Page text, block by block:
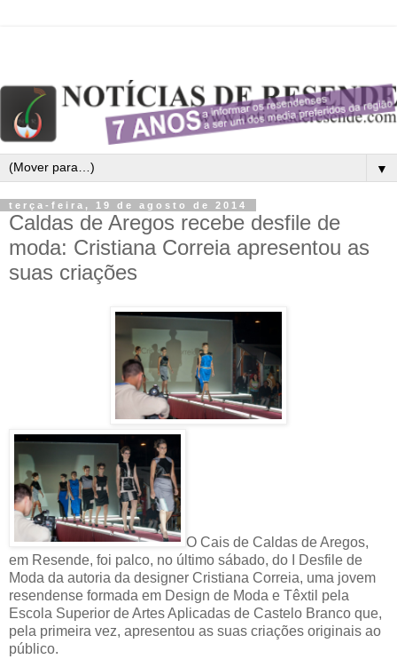
▼
terça-feira, 19 de agosto de 2014
Caldas de Aregos recebe desfile de
moda: Cristiana Correia apresentou as
suas criações
O Cais de Caldas de Aregos,
em Resende, foi palco, no último sábado, do I Desfile de
Moda da autoria da designer Cristiana Correia, uma jovem
resendense formada em Design de Moda e Têxtil pela
Escola Superior de Artes Aplicadas de Castelo Branco que,
pela primeira vez, apresentou as suas criações originais ao
público.